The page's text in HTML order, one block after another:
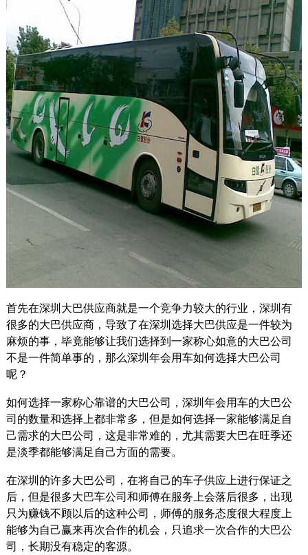
首先在深圳大巴供应商就是一个竞争力较大的行业，深圳有
很多的大巴供应商，导致了在深圳选择大巴供应是一件较为
麻烦的事，毕竟能够让我们选择到一家称心如意的大巴公司
不是一件简单事的，那么深圳年会用车如何选择大巴公司
呢？
如何选择一家称心靠谱的大巴公司，深圳年会用车的大巴公
司的数量和选择上都非常多，但是如何选择一家能够满足自
己需求的大巴公司，这是非常难的，尤其需要大巴在旺季还
是淡季都能够满足自己方面的需要。
在深圳的许多大巴公司，在将自己的车子供应上进行保证之
后，但是很多大巴车公司和师傅在服务上会落后很多，出现
只为赚钱不顾以后的这种公司，师傅的服务态度很大程度上
能够为自己赢来再次合作的机会，只追求一次合作的大巴公
司，长期没有稳定的客源。